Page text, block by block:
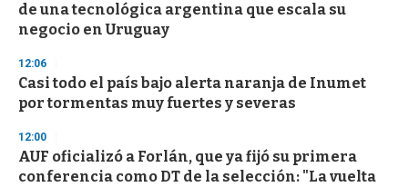
de una tecnológica argentina que escala su
negocio en Uruguay
12:06
Casi todo el país bajo alerta naranja de Inumet
por tormentas muy fuertes y severas
12:00
AUF oficializó a Forlán, que ya fijó su primera
conferencia como DT de la selección: "La vuelta